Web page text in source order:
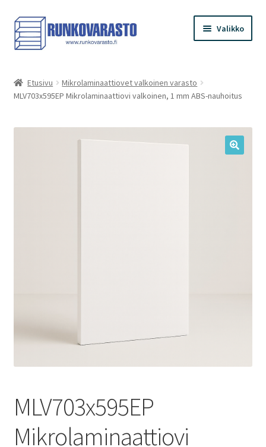
Siirry
navigointiin
Siirry
sisältöön
Valikko
Kauppa
Ostoskori
Etusivu
Mikrolaminaattiovet valkoinen varasto
MLV703x595EP Mikrolaminaattiovi valkoinen, 1 mm ABS-nauhoitus
MLV703x595EP
Mikrolaminaattiovi